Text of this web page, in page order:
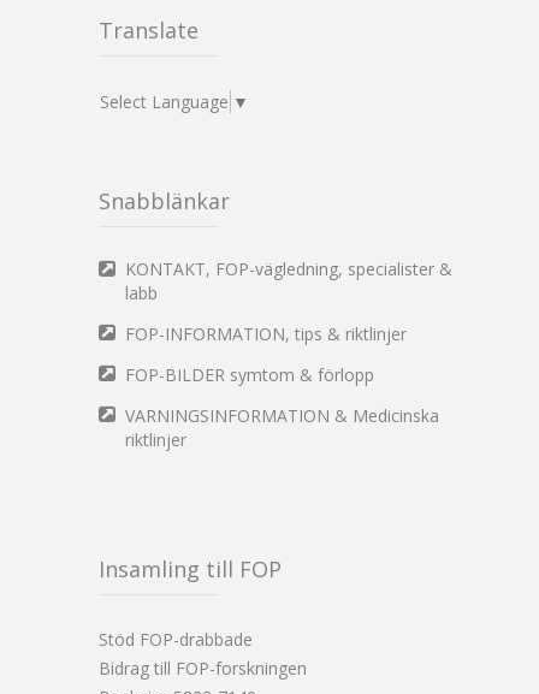
Translate
Select Language ▼
Snabblänkar
KONTAKT, FOP-vägledning, specialister &
labb
FOP-INFORMATION, tips & riktlinjer
FOP-BILDER symtom & förlopp
VARNINGSINFORMATION & Medicinska
riktlinjer
Insamling till FOP
Stöd FOP-drabbade
Bidrag till FOP-forskningen